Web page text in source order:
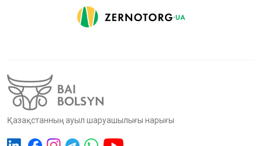
Қазақстанның ауыл шаруашылығы нарығы